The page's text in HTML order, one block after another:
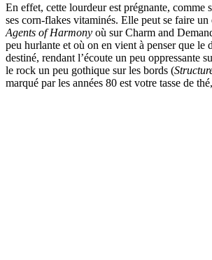
En effet, cette lourdeur est prégnante, comme
ses corn-flakes vitaminés. Elle peut se faire
Agents of Harmony où sur Charm and
peu hurlante et où on en vient à penser que le
destiné, rendant l’écoute un peu oppressante
le rock un peu gothique sur les bords (
marqué par les années 80 est votre tasse de